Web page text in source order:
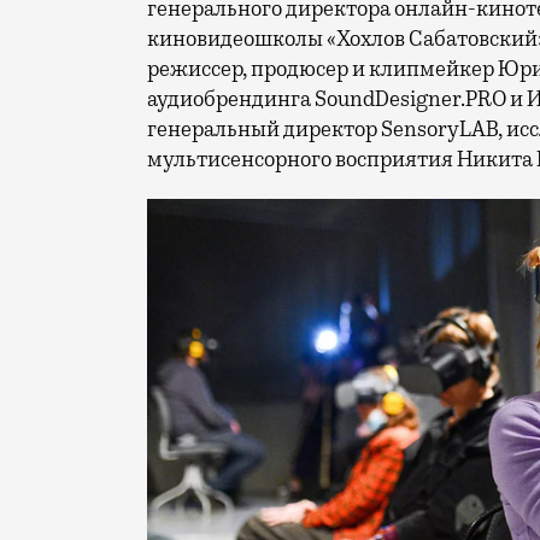
генерального директора онлайн-
киновидеошколы «Хохлов
режиссер, продюсер и клипмейкер
аудиобрендинга SoundDesigner.PRO и
генеральный директор SensoryLAB,
мультисенсорного восприятия Никита